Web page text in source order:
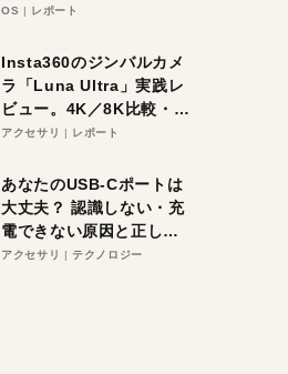
待大の便利機能5選。
る未来はすぐそこ！
OS レポート
Insta360のジンバルカメ
ラ「Luna Ultra」実践レ
ビュー。4K／8K比較・ズ
ーム・夜間撮影をチェッ
アクセサリ レポート
あなたのUSB-Cポートは
大丈夫？ 認識しない・充
電できない原因と正しい
対策
アクセサリ テクノロジー